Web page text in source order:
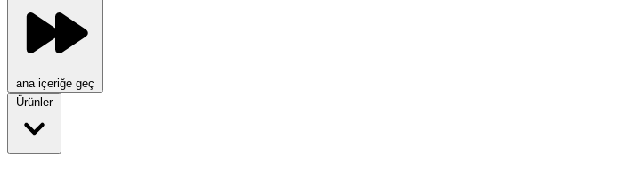
ana içeriğe geç
Ürünler